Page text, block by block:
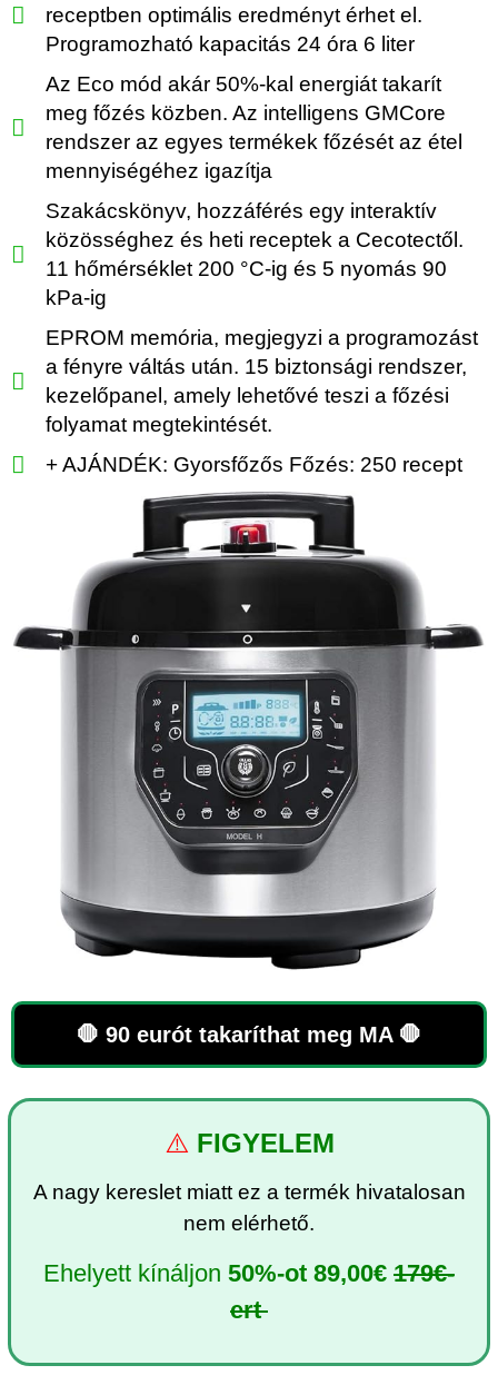
receptben optimális eredményt érhet el.
Programozható kapacitás 24 óra 6 liter
Az Eco mód akár 50%-kal energiát takarít
meg főzés közben. Az intelligens GMCore
rendszer az egyes termékek főzését az étel
mennyiségéhez igazítja
Szakácskönyv, hozzáférés egy interaktív
közösséghez és heti receptek a Cecotectől.
11 hőmérséklet 200 °C-ig és 5 nyomás 90
kPa-ig
EPROM memória, megjegyzi a programozást
a fényre váltás után. 15 biztonsági rendszer,
kezelőpanel, amely lehetővé teszi a főzési
folyamat megtekintését.
+ AJÁNDÉK: Gyorsfőzős Főzés: 250 recept
🛑 90 eurót takaríthat meg MA 🛑
⚠️ FIGYELEM
A nagy kereslet miatt ez a termék hivatalosan
nem elérhető.
Ehelyett kínáljon 50%-ot 89,00€ 179€-
ert